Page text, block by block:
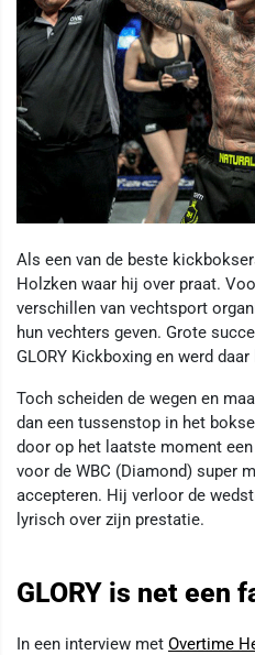
Als een van de beste
Holzken waar hij over praat.
verschillen van vechtsport
hun vechters geven. Grote
GLORY Kickboxing en werd
Toch scheiden de wegen en
dan een tussenstop in het
door op het laatste moment
voor de WBC (Diamond) super
accepteren. Hij verloor de
lyrisch over zijn prestatie.
GLORY is net een
In een interview met Overtime